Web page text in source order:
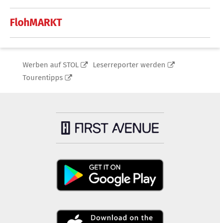
FlohMARKT
Werben auf STOL
Leserreporter werden
Tourentipps